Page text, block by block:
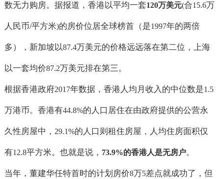
数无力购房。据报道，香港以平均一套120万美元(合15.6万
人民币/平方米)的房价位居全球榜首（是1997年的两倍
多），新加坡以87.4万美元的价格远远落在第二位，上海
以一套均价87.2万美元排在第三。
根据香港政府2017年数据，香港人均月收入的中位数是1.5
万港币。香港有44.8%的人口居住在由政府提供的公营永
久性房屋中， 29.1%的人口则租住房屋，人均住房面积仅
有12.8平方米。也就是说， 73.9%的香港人是无房户。
当年，董建华任特首时的计划房价8万5差点就成功了，但